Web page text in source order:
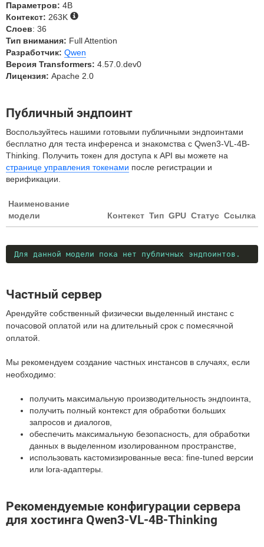
Параметров: 4B
Контекст: 263K
Слоев: 36
Тип внимания: Full Attention
Разработчик: Qwen
Версия Transformers: 4.57.0.dev0
Лицензия: Apache 2.0
Публичный эндпоинт
Воспользуйтесь нашими готовыми публичными эндпоинтами
бесплатно для теста инференса и знакомства с Qwen3-VL-4B-
Thinking. Получить токен для доступа к API вы можете на
странице управления токенами после регистрации и
верификации.
Наименование
модели
Контекст Тип GPU Статус Ссылка
Для данной модели пока нет публичных эндпоинтов.
Частный сервер
Арендуйте собственный физически выделенный инстанс с
почасовой оплатой или на длительный срок с помесячной
оплатой.
Мы рекомендуем создание частных инстансов в случаях, если
необходимо:
получить максимальную производительность эндпоинта,
получить полный контекст для обработки больших
запросов и диалогов,
обеспечить максимальную безопасность, для обработки
данных в выделенном изолированном пространстве,
использовать кастомизированные веса: fine-tuned версии
или lora-адаптеры.
Рекомендуемые конфигурации сервера
для хостинга Qwen3-VL-4B-Thinking